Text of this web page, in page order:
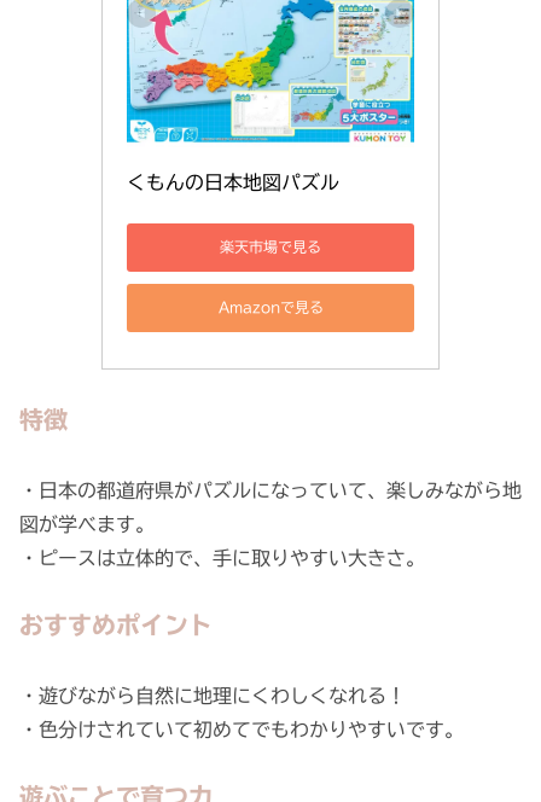
くもんの日本地図パズル
楽天市場で見る
Amazonで見る
特徴
・日本の都道府県がパズルになっていて、楽しみながら地
図が学べます。
・ピースは立体的で、手に取りやすい大きさ。
おすすめポイント
・遊びながら自然に地理にくわしくなれる！
・色分けされていて初めてでもわかりやすいです。
遊ぶことで育つ力